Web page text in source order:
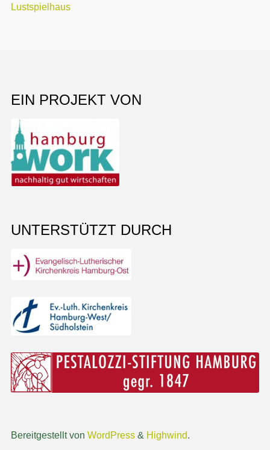
Lustspielhaus
EIN PROJEKT VON
UNTERSTÜTZT DURCH
Bereitgestellt von WordPress & Highwind.